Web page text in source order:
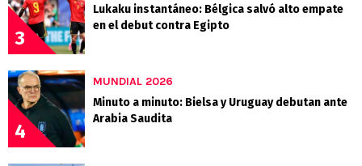
3
Lukaku instantáneo: Bélgica salvó alto empate
en el debut contra Egipto
4
MUNDIAL 2026
Minuto a minuto: Bielsa y Uruguay debutan ante
Arabia Saudita